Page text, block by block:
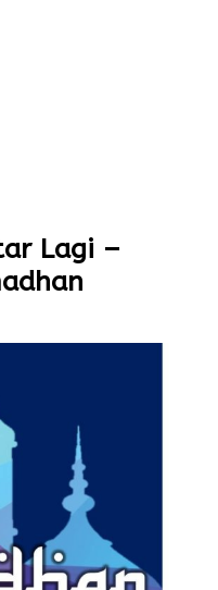
Lagi –